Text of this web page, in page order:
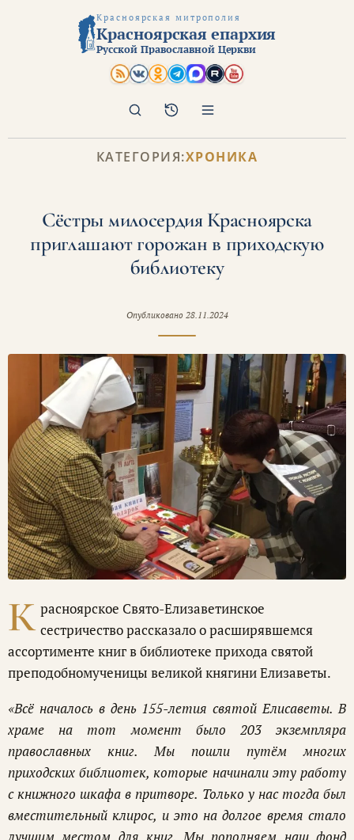
Красноярская митрополия
Красноярская епархия
Русской Православной Церкви
Архив
Поиск
КАТЕГОРИЯ:ХРОНИКА
Сёстры милосердия Красноярска
приглашают горожан в приходскую
библиотеку
Опубликовано 28.11.2024
К расноярское Свято-Елизаветинское
сестричество рассказало о расширявшемся
ассортименте книг в библиотеке прихода святой
преподобномученицы великой княгини Елизаветы.
«Всё началось в день 155-летия святой Елисаветы. В
храме на тот момент было 203 экземпляра
православных книг. Мы пошли путём многих
приходских библиотек, которые начинали эту работу
с книжного шкафа в притворе. Только у нас тогда был
вместительный клирос, и это на долгое время стало